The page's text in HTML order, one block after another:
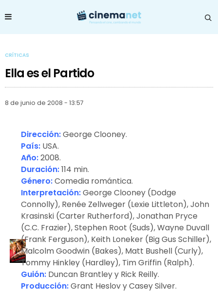
CRÍTICAS
Ella es el Partido
8 de junio de 2008 - 13:57
Dirección:George Clooney.
País: USA.
Año:2008.
Duración:114 min.
Género:Comedia romántica.
Interpretación:George Clooney (Dodge
Connolly), Renée Zellweger (Lexie Littleton), John
Krasinski (Carter Rutherford), Jonathan Pryce
(C.C. Frazier), Stephen Root (Suds), Wayne Duvall
(Frank Ferguson), Keith Loneker (Big Gus Schiller),
Malcolm Goodwin (Bakes), Matt Bushell (Curly),
Tommy Hinkley (Hardley), Tim Griffin (Ralph).
Guión: Duncan Brantley y Rick Reilly.
Producción:Grant Heslov y Casey Silver.